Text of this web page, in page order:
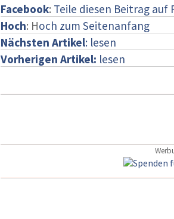
Facebook: Teile diesen Beitrag auf
Hoch: Hoch zum Seitenanfang
Nächsten Artikel: lesen
Vorherigen Artikel: lesen